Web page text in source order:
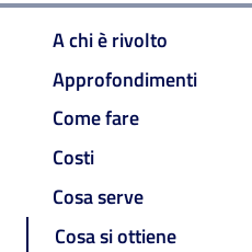
A chi è rivolto
Approfondimenti
Come fare
Costi
Cosa serve
Cosa si ottiene